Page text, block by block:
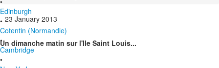
Edinburgh
•
Cotentin (Normandie)
•
Cambridge
•
23 January 2013
Un dimanche matin sur l'Ile Saint Louis...